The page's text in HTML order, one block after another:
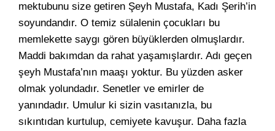
mektubunu size getiren Şeyh Mustafa, Kadı Şerih’in
soyundandır. O temiz sülalenin çocukları bu
memlekette saygı gören büyüklerden olmuşlardır.
Maddi bakımdan da rahat yaşamışlardır. Adı geçen
şeyh Mustafa’nın maaşı yoktur. Bu yüzden asker
olmak yolundadır. Senetler ve emirler de
yanındadır. Umulur ki sizin vasıtanızla, bu
sıkıntıdan kurtulup, cemiyete kavuşur. Daha fazla